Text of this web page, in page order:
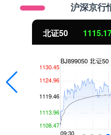
沪深京行
北证50